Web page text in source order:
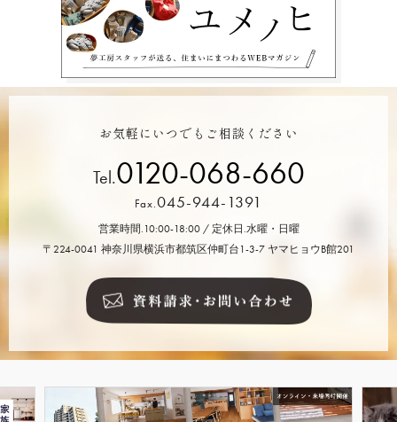
お気軽にいつでもご相談ください
Tel.0120-068-660
Fax.045-944-1391
営業時間.10:00-18:00 / 定休日.水曜・日曜
〒224-0041 神奈川県横浜市都筑区仲町台1-3-7 ヤマヒョウB館201